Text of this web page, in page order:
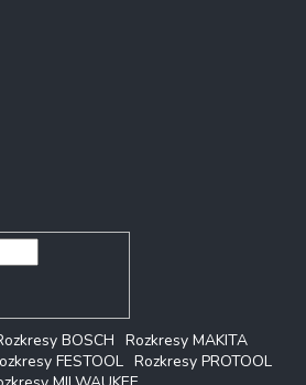
BOSCH Rozkresy MAKITA
FESTOOL Rozkresy PROTOOL